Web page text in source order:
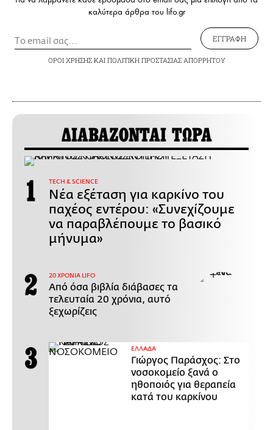
καλύτερα άρθρα του lifo.gr
ΕΓΓΡΑΦΗ
ΟΡΟΙ ΧΡΗΣΗΣΚΑΙ ΠΟΛΙΤΙΚΗ ΠΡΟΣΤΑΣΙΑΣ ΑΠΟΡΡΗΤΟΥ
ΔΙΑΒΑΖΟΝΤΑΙ ΤΩΡΑ
ΤECH & SCIENCE
Νέα εξέταση για καρκίνο του
παχέος εντέρου: «Συνεχίζουμε
να παραβλέπουμε το βασικό
μήνυμα»
20 ΧΡΟΝΙΑ LIFO
Από όσα βιβλία διάβασες τα
τελευταία 20 χρόνια, αυτό
ξεχωρίζεις
ΕΛΛΑΔΑ
Γιώργος Παράσχος: Στο
νοσοκομείο ξανά ο
ηθοποιός για θεραπεία
κατά του καρκίνου